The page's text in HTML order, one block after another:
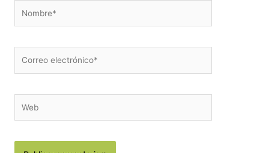
electrónico*